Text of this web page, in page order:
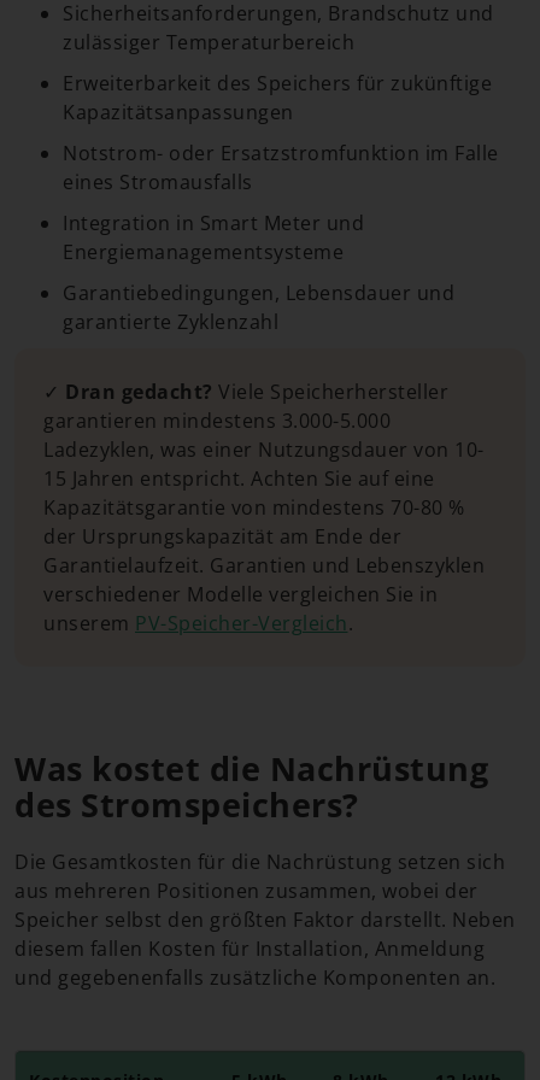
Sicherheitsanforderungen, Brandschutz und
zulässiger Temperaturbereich
Erweiterbarkeit des Speichers für zukünftige
Kapazitätsanpassungen
Notstrom- oder Ersatzstromfunktion im Falle
eines Stromausfalls
Integration in Smart Meter und
Energiemanagementsysteme
Garantiebedingungen, Lebensdauer und
garantierte Zyklenzahl
✓ Dran gedacht? Viele Speicherhersteller
garantieren mindestens 3.000-5.000
Ladezyklen, was einer Nutzungsdauer von 10-
15 Jahren entspricht. Achten Sie auf eine
Kapazitätsgarantie von mindestens 70-80 %
der Ursprungskapazität am Ende der
Garantielaufzeit. Garantien und Lebenszyklen
verschiedener Modelle vergleichen Sie in
unserem PV-Speicher-Vergleich.
Was kostet die Nachrüstung
des Stromspeichers?
Die Gesamtkosten für die Nachrüstung setzen sich
aus mehreren Positionen zusammen, wobei der
Speicher selbst den größten Faktor darstellt. Neben
diesem fallen Kosten für Installation, Anmeldung
und gegebenenfalls zusätzliche Komponenten an.